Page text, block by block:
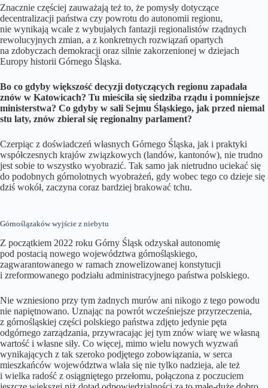
Znacznie częściej zauważają też to, że pomysły dotyczące
decentralizacji państwa czy powrotu do autonomii regionu,
nie wynikają wcale z wybujałych fantazji regionalistów rządnych
rewolucyjnych zmian, a z konkretnych rozwiązań opartych
na zdobyczach demokracji oraz silnie zakorzenionej w dziejach
Europy historii Górnego Śląska.
Bo co gdyby większość decyzji dotyczących regionu zapadała
znów w Katowicach? Tu mieściła się siedziba rządu i pomniejsze
ministerstwa? Co gdyby w sali Sejmu Śląskiego, jak przed niemal
stu laty, znów zbierał się regionalny parlament?
Czerpiąc z doświadczeń własnych Górnego Śląska, jak i praktyki
współczesnych krajów związkowych (landów, kantonów), nie trudno
jest sobie to wszystko wyobrazić. Tak samo jak nietrudno uciekać się
do podobnych górnolotnych wyobrażeń, gdy wobec tego co dzieje się
dziś wokół, zaczyna coraz bardziej brakować tchu.
Górnoślązaków wyjście z niebytu
Z początkiem 2022 roku Górny Śląsk odzyskał autonomię
pod postacią nowego województwa górnośląskiego,
zagwarantowanego w ramach znowelizowanej konstytucji
i zreformowanego podziału administracyjnego państwa polskiego.
Nie wzniesiono przy tym żadnych murów ani nikogo z tego powodu
nie napiętnowano. Uznając na powrót wcześniejsze przyrzeczenia,
z górnośląskiej części polskiego państwa zdjęto jedynie pęta
odgórnego zarządzania, przywracając jej tym znów wiarę we własną
wartość i własne siły. Co więcej, mimo wielu nowych wyzwań
wynikających z tak szeroko podjętego zobowiązania, w serca
mieszkańców województwa wlała się nie tylko nadzieja, ale też
i wielka radość z osiągniętego przełomu, połączona z poczuciem